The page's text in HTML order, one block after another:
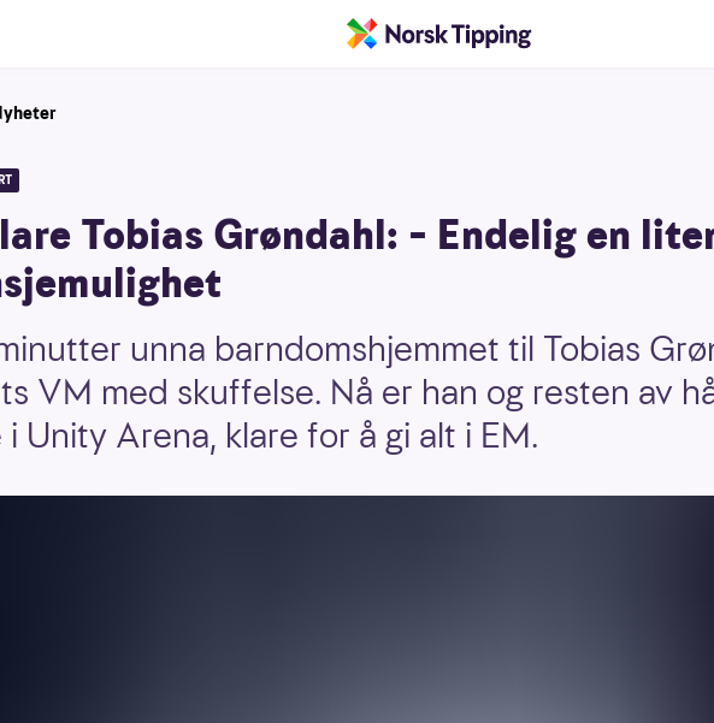
Tobias Grøndahl: – Endelig en
unna barndomshjemmet til Tobias
VM med skuffelse. Nå er han og resten av
Unity Arena, klare for å gi alt i EM.